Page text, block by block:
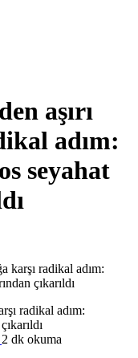
aşırı
adım:
seyahat
karşı radikal adım:
çıkarıldı
2 dk okuma